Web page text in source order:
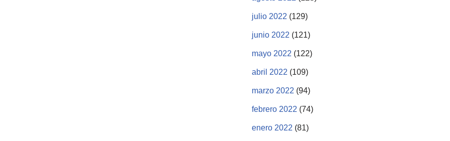
julio 2022 (129)
junio 2022 (121)
mayo 2022 (122)
abril 2022 (109)
marzo 2022 (94)
febrero 2022 (74)
enero 2022 (81)